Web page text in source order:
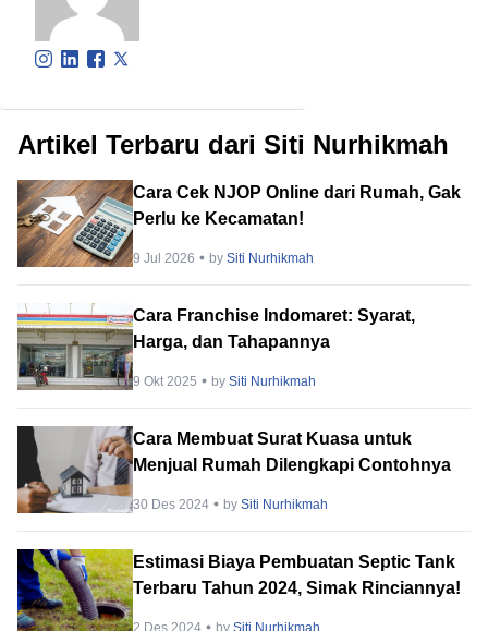
Artikel Terbaru dari Siti Nurhikmah
Cara Cek NJOP Online dari Rumah, Gak
Perlu ke Kecamatan!
9 Jul 2026 bySiti Nurhikmah
Cara Franchise Indomaret: Syarat,
Harga, dan Tahapannya
9 Okt 2025 bySiti Nurhikmah
Cara Membuat Surat Kuasa untuk
Menjual Rumah Dilengkapi Contohnya
30 Des 2024 bySiti Nurhikmah
Estimasi Biaya Pembuatan Septic Tank
Terbaru Tahun 2024, Simak Rinciannya!
2 Des 2024 bySiti Nurhikmah